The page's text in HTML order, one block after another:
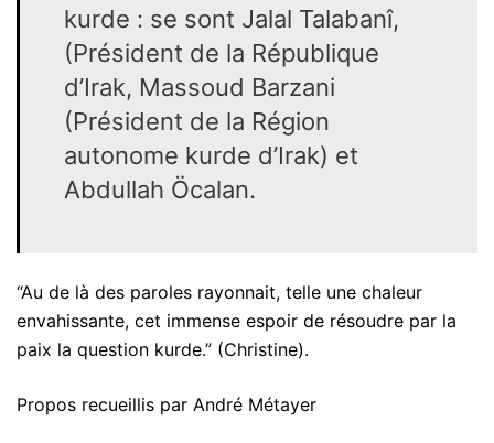
kurde : se sont Jalal Talabanî,
(Président de la République
d’Irak, Massoud Barzani
(Président de la Région
autonome kurde d’Irak) et
Abdullah Öcalan.
“Au de là des paroles rayonnait, telle une chaleur
envahissante, cet immense espoir de résoudre par la
paix la question kurde.” (Christine).
Propos recueillis par André Métayer